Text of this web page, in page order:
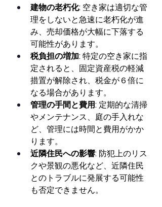
建物の老朽化: 空き家は適切な管
理をしないと急速に老朽化が進
み、売却価格が大幅に下落する
可能性があります。
税負担の増加: 特定の空き家に指
定されると、固定資産税の軽減
措置が解除され、税金が６倍に
なる場合があります。
管理の手間と費用: 定期的な清掃
やメンテナンス、庭の手入れな
ど、管理には時間と費用がかか
ります。
近隣住民への影響: 防犯上のリス
クや景観の悪化など、近隣住民
とのトラブルに発展する可能性
も否定できません。